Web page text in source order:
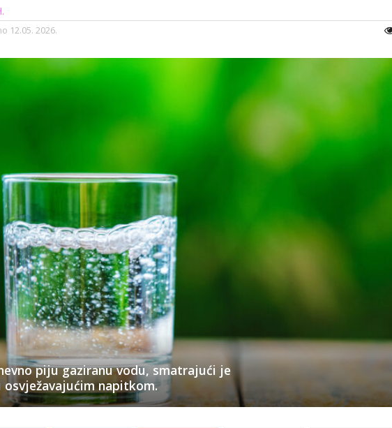
12.05. 2026.
piju gaziranu vodu, smatrajući je
napitkom.